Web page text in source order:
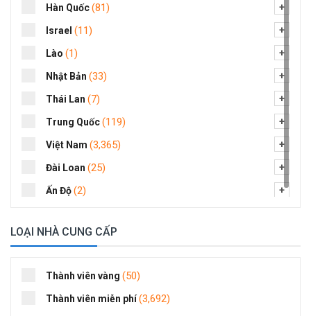
Thể thao- giải trí
Tài chính- Ngân hàng
Viễn thông - Kỹ thuật số
Xây dựng- Kiến trúc
Y tế - Dược phẩm
Điện- Điện tử(876)
Đo lường và phân tích
Đóng tàu - Hàng hải
Hàn Quốc(81)
Israel (11)
Lào (1)
Nhật Bản (33)
Thái Lan (7)
Trung Quốc(119)
Việt Nam (3,365)
Đài Loan (25)
Ấn Độ(2)
LOẠI NHÀ CUNG CẤP
Thành viên vàng (50)
Thành viên miễn phí(3,692)